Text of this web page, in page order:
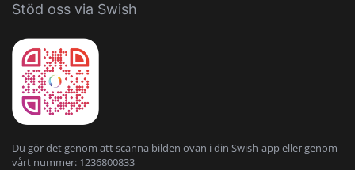
Stöd oss via Swish
Du gör det genom att scanna bilden ovan i din Swish-app eller genom
vårt nummer: 1236800833